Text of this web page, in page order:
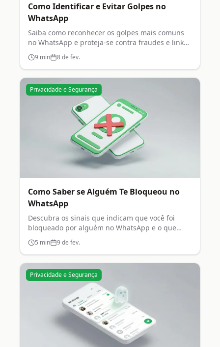
Como Identificar e Evitar Golpes no
WhatsApp
Saiba como reconhecer os golpes mais comuns
no WhatsApp e proteja-se contra fraudes e links
maliciosos.
9 min 8 de fev.
Privacidade e Segurança
Como Saber se Alguém Te Bloqueou no
WhatsApp
Descubra os sinais que indicam que você foi
bloqueado por alguém no WhatsApp e o que
fazer nessa situação.
5 min 9 de fev.
Privacidade e Segurança